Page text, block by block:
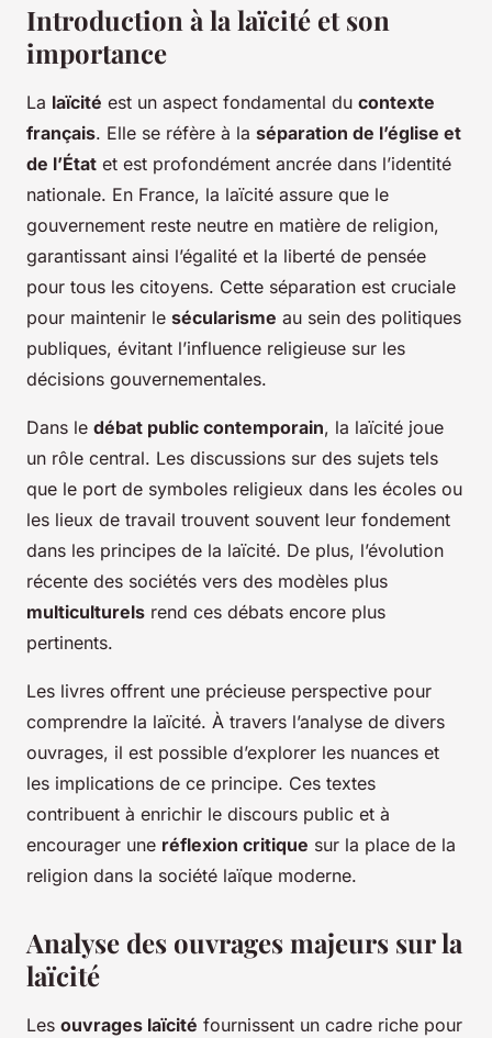
Introduction à la laïcité et son
importance
La laïcité est un aspect fondamental du contexte
français. Elle se réfère à la séparation de l’église et
de l’État et est profondément ancrée dans l’identité
nationale. En France, la laïcité assure que le
gouvernement reste neutre en matière de religion,
garantissant ainsi l’égalité et la liberté de pensée
pour tous les citoyens. Cette séparation est cruciale
pour maintenir le sécularisme au sein des politiques
publiques, évitant l’influence religieuse sur les
décisions gouvernementales.
Dans le débat public contemporain, la laïcité joue
un rôle central. Les discussions sur des sujets tels
que le port de symboles religieux dans les écoles ou
les lieux de travail trouvent souvent leur fondement
dans les principes de la laïcité. De plus, l’évolution
récente des sociétés vers des modèles plus
multiculturels rend ces débats encore plus
pertinents.
Les livres offrent une précieuse perspective pour
comprendre la laïcité. À travers l’analyse de divers
ouvrages, il est possible d’explorer les nuances et
les implications de ce principe. Ces textes
contribuent à enrichir le discours public et à
encourager une réflexion critique sur la place de la
religion dans la société laïque moderne.
Analyse des ouvrages majeurs sur la
laïcité
Les ouvrages laïcité fournissent un cadre riche pour